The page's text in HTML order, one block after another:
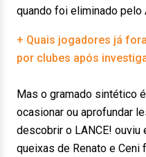
quando foi eliminado pelo
+ Quais jogadores já
por clubes após
Mas o gramado sintético
ocasionar ou aprofundar
descobrir o LANCE!
queixas de Renato e Ceni